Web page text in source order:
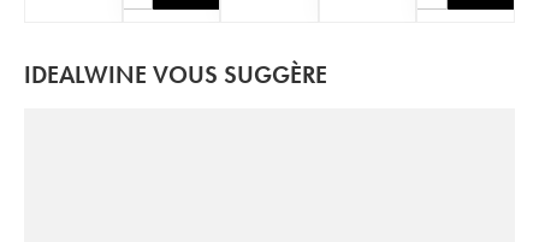
IDEALWINE VOUS SUGGÈRE